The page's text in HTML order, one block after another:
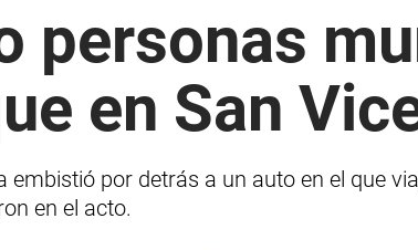
personas
en San
embistió por detrás a un auto en el que
en el acto.